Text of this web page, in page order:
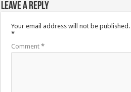
Leave a Reply
Your email address will not be published.
*
Comment*